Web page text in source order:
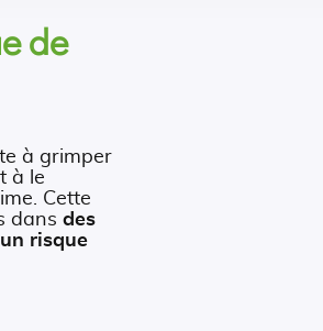
de
à grimper
à le
Cette
dans des
un risque